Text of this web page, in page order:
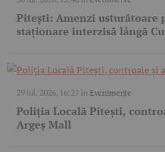
Pitești: Amenzi usturătoare
staționare interzisă lângă
29 iul. 2026, 16:27în Evenimente
Poliția Locală Pitești,
Argeș Mall